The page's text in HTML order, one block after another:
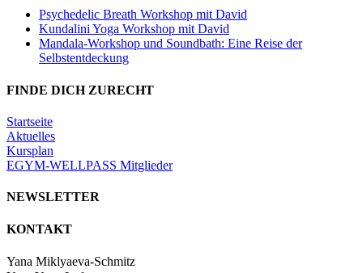
Psychedelic Breath Workshop mit David
Kundalini Yoga Workshop mit David
Mandala-Workshop und Soundbath: Eine Reise der
Selbstentdeckung
FINDE DICH ZURECHT
Startseite
Aktuelles
Kursplan
EGYM-WELLPASS Mitglieder
NEWSLETTER
KONTAKT
Yana Miklyaeva-Schmitz